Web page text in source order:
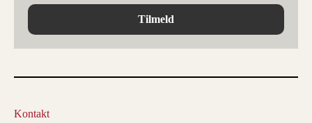
Tilmeld
Kontakt